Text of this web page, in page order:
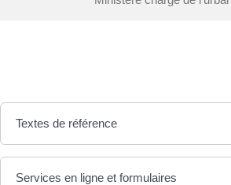
Textes de référence
Services en ligne et formulaires